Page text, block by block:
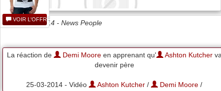
Date 25/03/2014 - News People
La réaction de Demi Mooreen apprenant qu' Ashton Kutcher
devenir père
25-03-2014 - Vidéo Ashton Kutcher / Demi Moore /
VOIR L'OFFRE